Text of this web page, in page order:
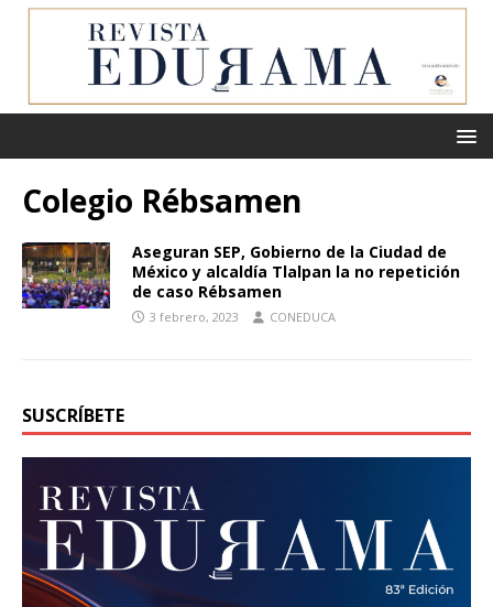
Colegio Rébsamen
Aseguran SEP, Gobierno de la Ciudad de
México y alcaldía Tlalpan la no repetición
de caso Rébsamen
3 febrero, 2023 CONEDUCA
SUSCRÍBETE